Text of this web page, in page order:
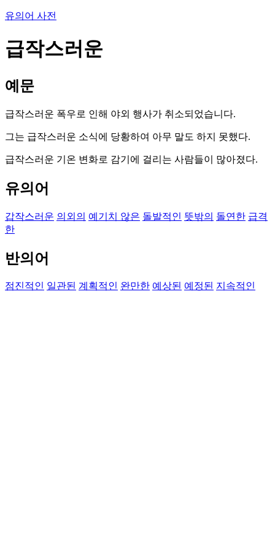
유의어 사전
급작스러운
예문
급작스러운 폭우로 인해 야외 행사가 취소되었습니다.
그는 급작스러운 소식에 당황하여 아무 말도 하지 못했다.
급작스러운 기온 변화로 감기에 걸리는 사람들이 많아졌다.
유의어
갑작스러운 의외의 예기치 않은 돌발적인 뜻밖의 돌연한 급격
한
반의어
점진적인 일관된 계획적인 완만한 예상된 예정된 지속적인